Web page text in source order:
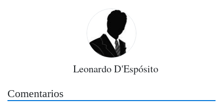
Leonardo D'Espósito
Comentarios